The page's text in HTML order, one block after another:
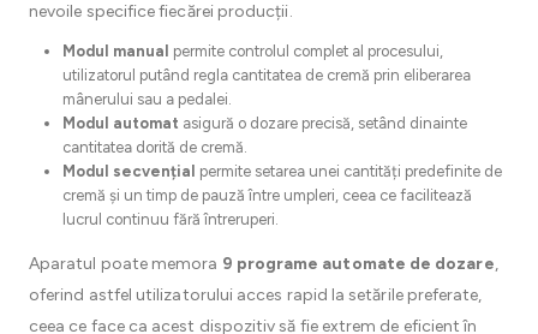
nevoile specifice fiecărei producții.
Modul manual permite controlul complet al procesului,
utilizatorul putând regla cantitatea de cremă prin eliberarea
mânerului sau a pedalei.
Modul automat asigură o dozare precisă, setând dinainte
cantitatea dorită de cremă.
Modul secvențial permite setarea unei cantități predefinite de
cremă și un timp de pauză între umpleri, ceea ce facilitează
lucrul continuu fără întreruperi.
Aparatul poate memora 9 programe automate de dozare,
oferind astfel utilizatorului acces rapid la setările preferate,
ceea ce face ca acest dispozitiv să fie extrem de eficient în